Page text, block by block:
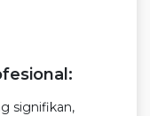
signifikan,